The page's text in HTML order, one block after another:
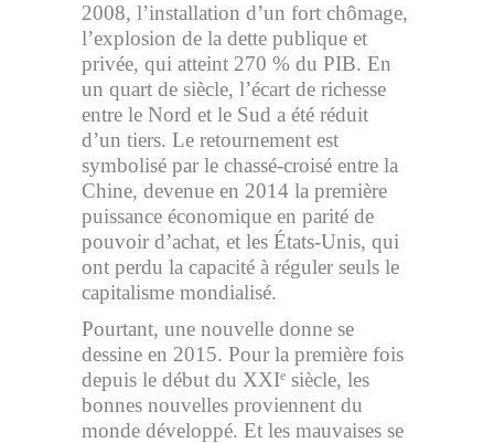
2008, l’installation d’un fort chômage,
l’explosion de la dette publique et
privée, qui atteint 270 % du PIB. En
un quart de siècle, l’écart de richesse
entre le Nord et le Sud a été réduit
d’un tiers. Le retournement est
symbolisé par le chassé-croisé entre la
Chine, devenue en 2014 la première
puissance économique en parité de
pouvoir d’achat, et les États-Unis, qui
ont perdu la capacité à réguler seuls le
capitalisme mondialisé.
Pourtant, une nouvelle donne se
dessine en 2015. Pour la première fois
depuis le début du XXIe siècle, les
bonnes nouvelles proviennent du
monde développé. Et les mauvaises se